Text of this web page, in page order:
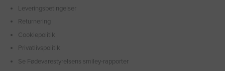
Leveringsbetingelser
Returnering
Cookiepolitik
Privatlivspolitik
Se Fødevarestyrelsens smiley-rapporter